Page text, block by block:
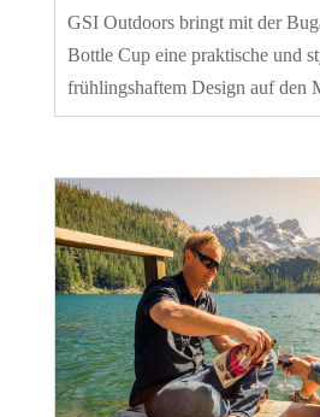
GSI Outdoors bringt mit der
Bottle Cup eine praktische und
frühlingshaftem Design auf den